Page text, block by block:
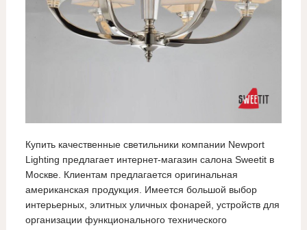
Купить качественные светильники компании Newport
Lighting предлагает интернет-магазин салона Sweetit в
Москве. Клиентам предлагается оригинальная
американская продукция. Имеется большой выбор
интерьерных, элитных уличных фонарей, устройств для
организации функционального технического